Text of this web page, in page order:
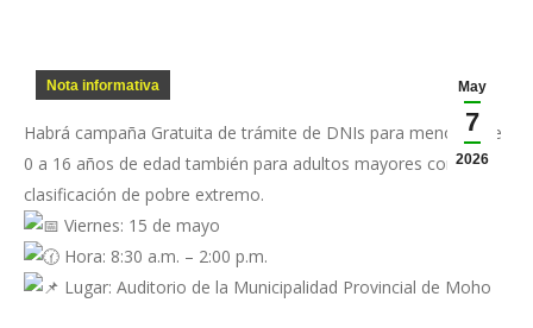
May
7
2026
Nota informativa
Habrá campaña Gratuita de trámite de DNIs para menores de
0 a 16 años de edad también para adultos mayores con ficha
clasificación de pobre extremo.
Viernes: 15 de mayo
Hora: 8:30 a.m. – 2:00 p.m.
Lugar: Auditorio de la Municipalidad Provincial de Moho